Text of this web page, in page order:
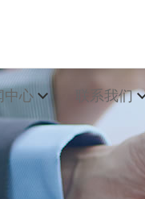
中心 联系我们